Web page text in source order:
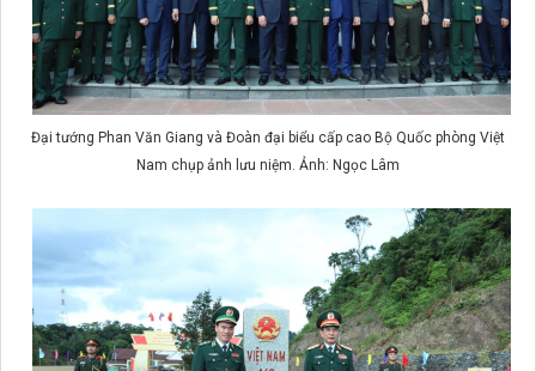
Đại tướng Phan Văn Giang và Đoàn đại biểu cấp cao Bộ Quốc phòng Việt
Nam chụp ảnh lưu niệm. Ảnh: Ngọc Lâm